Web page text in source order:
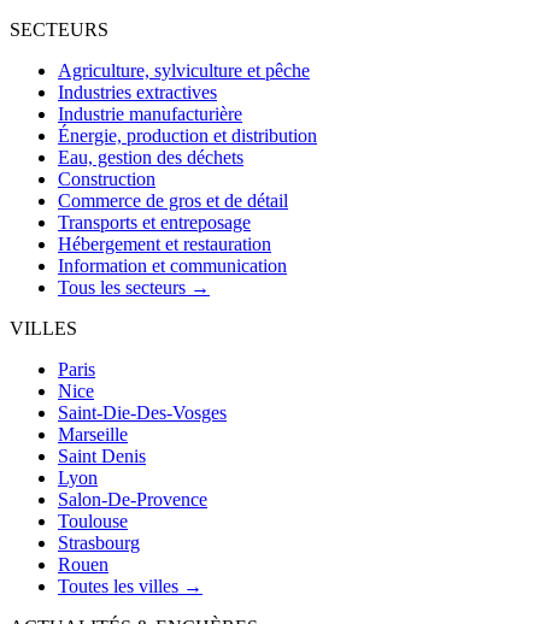
SECTEURS
Agriculture, sylviculture et pêche
Industries extractives
Industrie manufacturière
Énergie, production et distribution
Eau, gestion des déchets
Construction
Commerce de gros et de détail
Transports et entreposage
Hébergement et restauration
Information et communication
Tous les secteurs →
VILLES
Paris
Nice
Saint-Die-Des-Vosges
Marseille
Saint Denis
Lyon
Salon-De-Provence
Toulouse
Strasbourg
Rouen
Toutes les villes →